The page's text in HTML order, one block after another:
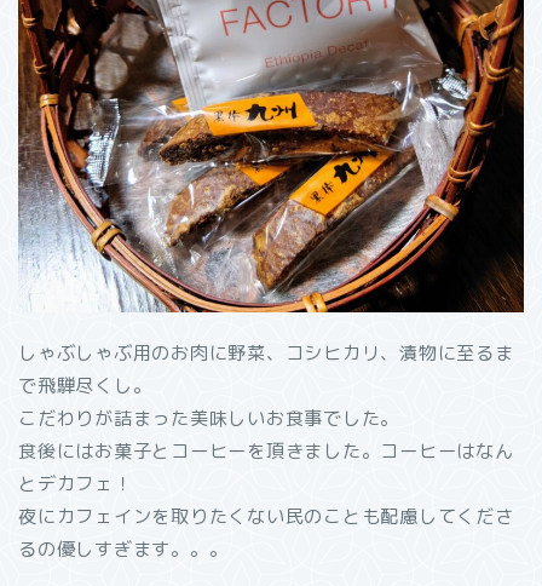
しゃぶしゃぶ用のお肉に野菜、コシヒカリ、漬物に至るま
で飛騨尽くし。
こだわりが詰まった美味しいお食事でした。
食後にはお菓子とコーヒーを頂きました。コーヒーはなん
とデカフェ！
夜にカフェインを取りたくない民のことも配慮してくださ
るの優しすぎます。。。